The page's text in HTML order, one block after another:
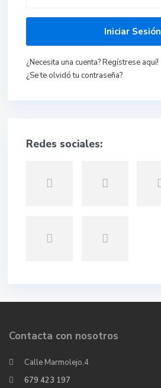
Iniciar Sesión
¿Necesita una cuenta? Regístrese aquí!
¿Se te olvidó tu contraseña?
Redes sociales:
Contacta con nosotros
Calle Marmolejo,4
679 423 197